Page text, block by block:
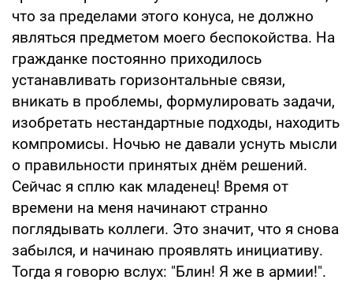
что за пределами этого конуса, не должно
являться предметом моего беспокойства. На
гражданке постоянно приходилось
устанавливать горизонтальные связи,
вникать в проблемы, формулировать задачи,
изобретать нестандартные подходы, находить
компромисы. Ночью не давали уснуть мысли
о правильности принятых днём решений.
Сейчас я сплю как младенец! Время от
времени на меня начинают странно
поглядывать коллеги. Это значит, что я снова
забылся, и начинаю проявлять инициативу.
Тогда я говорю вслух: "Блин! Я же в армии!".